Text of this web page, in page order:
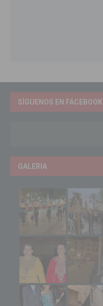
SÍGUENOS EN FACEBOOK
GALERIA